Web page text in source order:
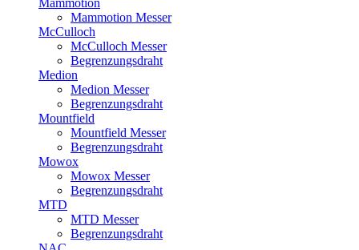
Mammotion
Mammotion Messer
McCulloch
McCulloch Messer
Begrenzungsdraht
Medion
Medion Messer
Begrenzungsdraht
Mountfield
Mountfield Messer
Begrenzungsdraht
Mowox
Mowox Messer
Begrenzungsdraht
MTD
MTD Messer
Begrenzungsdraht